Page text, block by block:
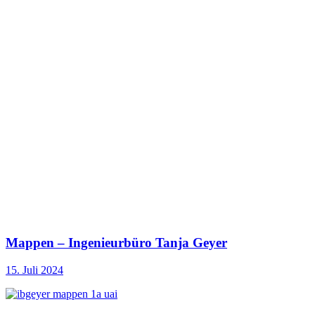
Mappen – Ingenieurbüro Tanja Geyer
15. Juli 2024